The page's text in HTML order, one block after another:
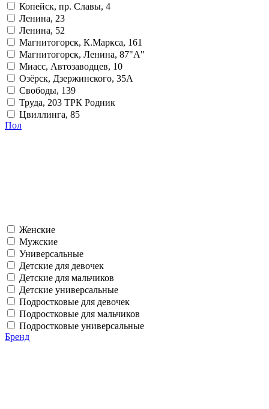
Копейск, пр. Славы, 4
Ленина, 23
Ленина, 52
Магнитогорск, К.Маркса, 161
Магнитогорск, Ленина, 87"А"
Миасс, Автозаводцев, 10
Озёрск, Дзержинского, 35А
Свободы, 139
Труда, 203 ТРК Родник
Цвиллинга, 85
Пол
Женские
Мужские
Универсальные
Детские для девочек
Детские для мальчиков
Детские универсальные
Подростковые для девочек
Подростковые для мальчиков
Подростковые универсальные
Бренд